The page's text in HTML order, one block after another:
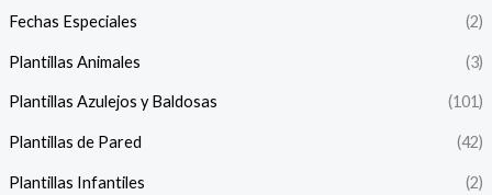
Fechas Especiales (2)
Plantillas Animales (3)
Plantillas Azulejos y Baldosas (101)
Plantillas de Pared (42)
Plantillas Infantiles (2)